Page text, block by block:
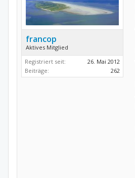
francop
Aktives Mitglied
Registriert seit:
26. Mai 2012
Beiträge:
262